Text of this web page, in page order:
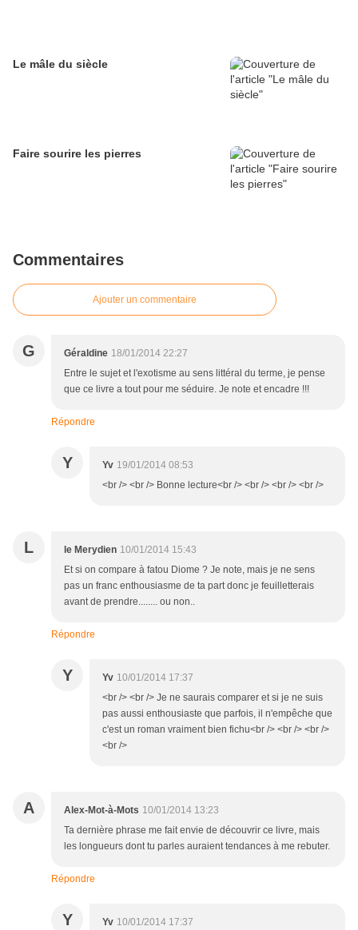
Le mâle du siècle
Faire sourire les pierres
Commentaires
Ajouter un commentaire
G Géraldine 18/01/2014 22:27
Entre le sujet et l'exotisme au sens littéral du terme, je pense
que ce livre a tout pour me séduire. Je note et encadre !!!
Répondre
Y Yv 19/01/2014 08:53
<br /> <br /> Bonne lecture<br /> <br /> <br /> <br />
L le Merydien 10/01/2014 15:43
Et si on compare à fatou Diome ? Je note, mais je ne sens
pas un franc enthousiasme de ta part donc je feuilletterais
avant de prendre........ ou non..
Répondre
Y Yv 10/01/2014 17:37
<br /> <br /> Je ne saurais comparer et si je ne suis
pas aussi enthousiaste que parfois, il n'empêche que
c'est un roman vraiment bien fichu<br /> <br /> <br />
<br />
A Alex-Mot-à-Mots 10/01/2014 13:23
Ta dernière phrase me fait envie de découvrir ce livre, mais
les longueurs dont tu parles auraient tendances à me rebuter.
Répondre
Y Yv 10/01/2014 17:37